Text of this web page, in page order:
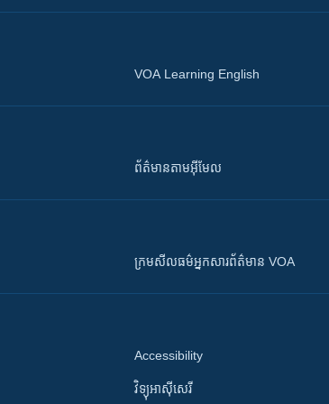
VOA Learning English
ព័ត៌មាន​តាម​អ៊ីមែល
ក្រម​​​សីលធម៌​​​អ្នក​​​សារព័ត៌មាន VOA
Accessibility
វិទ្យុ​អាស៊ី​សេរី